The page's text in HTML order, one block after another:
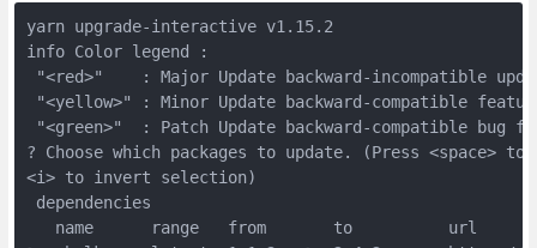
yarn upgrade-interactive v1.15.2
info Color legend :
"<red>"    : Major Update backward-incompatible
"<yellow>" : Minor Update backward-compatible
"<green>"  : Patch Update backward-compatible bug
? Choose which packages to update. (Press
<i> to invert selection)
dependencies
   name      range   from       to          url